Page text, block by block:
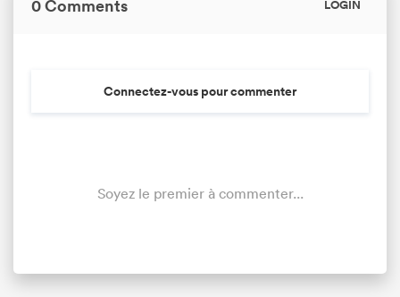
0 Comments LOGIN
Connectez-vous pour commenter
Soyez le premier à commenter...